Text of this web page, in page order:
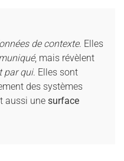
de contexte. Elles
, mais révèlent
par qui. Elles sont
des systèmes
aussi une surface